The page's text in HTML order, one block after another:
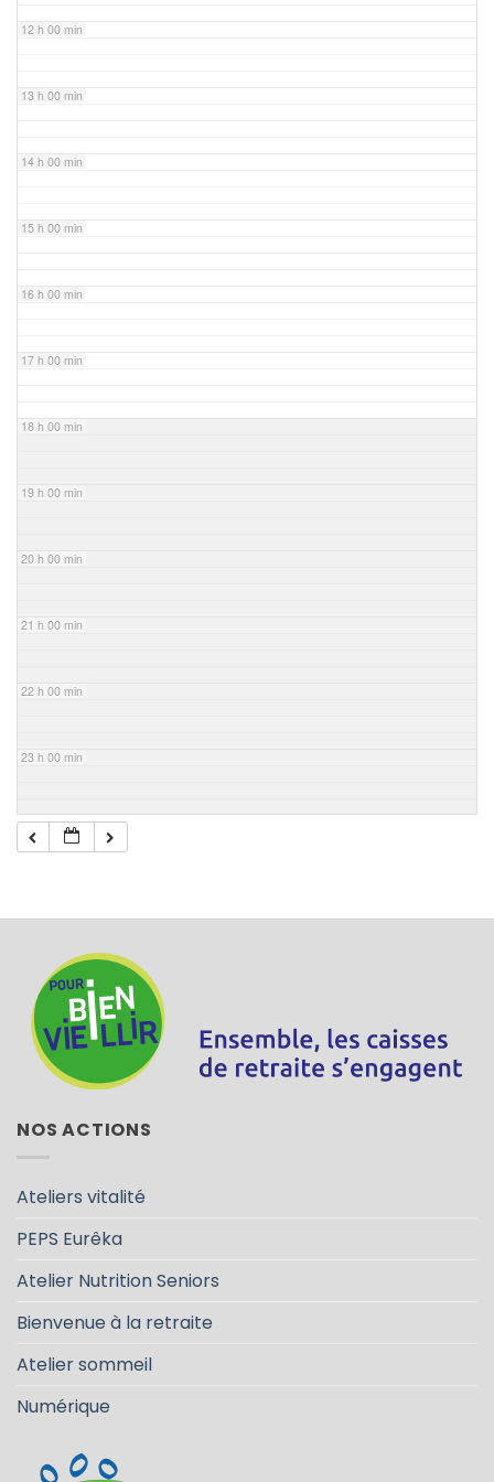
12 h 00 min
13 h 00 min
14 h 00 min
15 h 00 min
16 h 00 min
17 h 00 min
18 h 00 min
19 h 00 min
20 h 00 min
21 h 00 min
22 h 00 min
23 h 00 min
NOS ACTIONS
Ateliers vitalité
PEPS Eurêka
Atelier Nutrition Seniors
Bienvenue à la retraite
Atelier sommeil
Numérique